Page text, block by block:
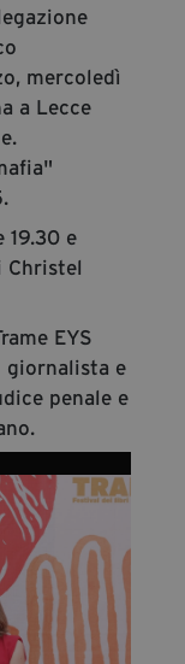
mercoledì
a Lecce
19.30 e
Christel
EYS
giornalista e
penale e